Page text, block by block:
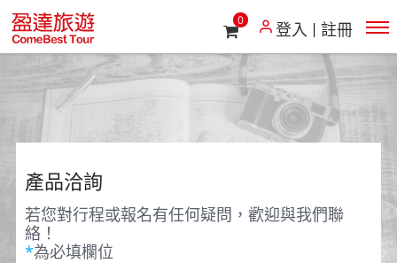
0 登入 註冊
產品洽詢
若您對行程或報名有任何疑問，歡迎與我們聯
絡！
*為必填欄位